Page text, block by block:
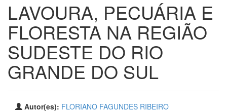
LAVOURA, PECUÁRIA E
FLORESTA NA REGIÃO
SUDESTE DO RIO
GRANDE DO SUL
Autor(es): FLORIANO FAGUNDES RIBEIRO